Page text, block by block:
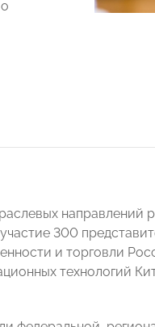
направлений
300
и торговли
технологий